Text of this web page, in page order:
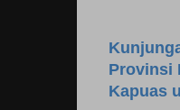
Provinsi
Kapuas